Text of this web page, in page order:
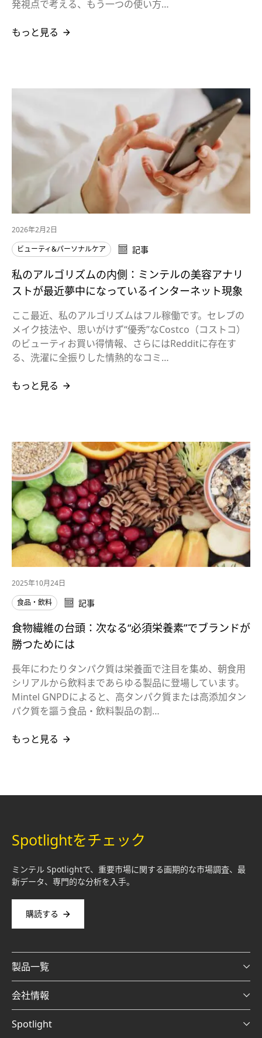
発視点で考える、もう一つの使い方…
もっと見る
2026年2月2日
ビューティ&パーソナルケア
記事
私のアルゴリズムの内側：ミンテルの美容アナリ
ストが最近夢中になっているインターネット現象
ここ最近、私のアルゴリズムはフル稼働です。セレブの
メイク技法や、思いがけず“優秀”なCostco（コストコ）
のビューティお買い得情報、さらにはRedditに存在す
る、洗濯に全振りした情熱的なコミ…
もっと見る
2025年10月24日
食品・飲料
記事
食物繊維の台頭：次なる“必須栄養素”でブランドが
勝つためには
長年にわたりタンパク質は栄養面で注目を集め、朝食用
シリアルから飲料まであらゆる製品に登場しています。
Mintel GNPDによると、高タンパク質または高添加タン
パク質を謳う食品・飲料製品の割…
もっと見る
Spotlightをチェック
ミンテル Spotlightで、重要市場に関する画期的な市場調査、最
新データ、専門的な分析を入手。
購読する
製品一覧
会社情報
Spotlight